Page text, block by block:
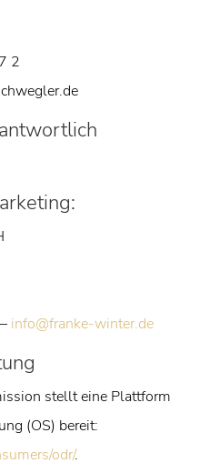
2
info@franke-winter.de
stellt eine Plattform
(OS) bereit:
odr/.